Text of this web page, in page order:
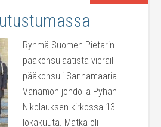
Ryhmä Suomen Pietarin
pääkonsulaatista vieraili
pääkonsuli Sannamaaria
Vanamon johdolla Pyhän
Nikolauksen kirkossa 13.
lokakuuta. Matka oli